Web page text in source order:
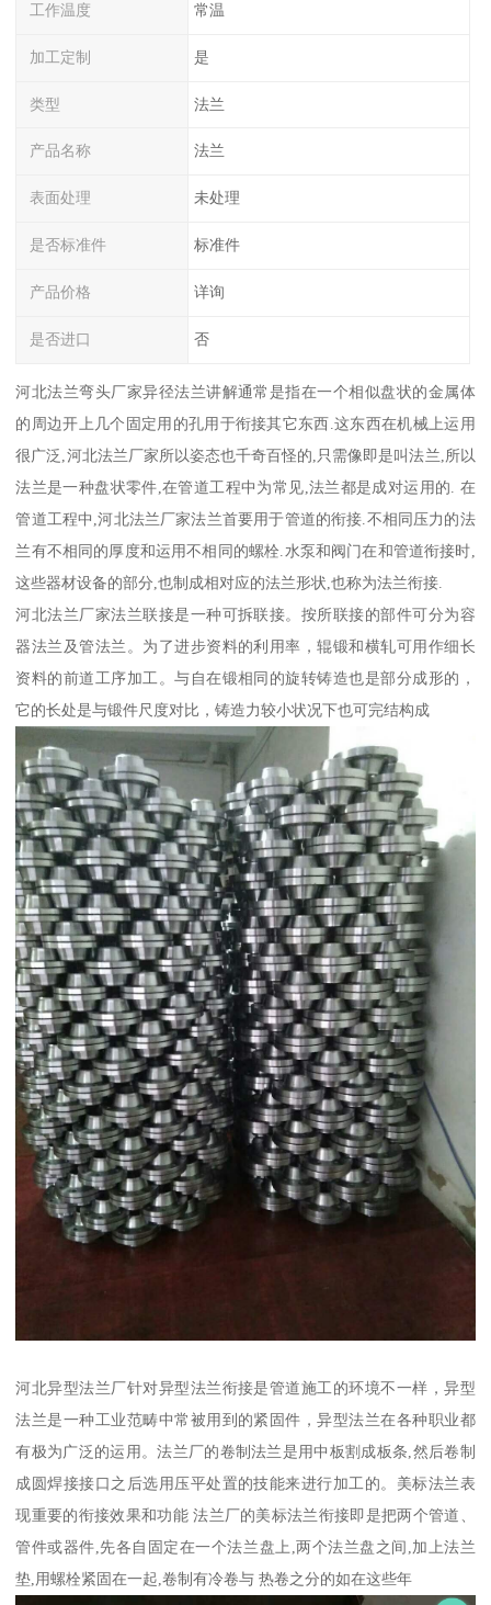
工作温度 常温
加工定制 是
类型 法兰
产品名称 法兰
表面处理 未处理
是否标准件 标准件
产品价格 详询
是否进口 否
河北法兰弯头厂家异径法兰讲解通常是指在一个相似盘状的金属体
的周边开上几个固定用的孔用于衔接其它东西.这东西在机械上运用
很广泛,河北法兰厂家所以姿态也千奇百怪的,只需像即是叫法兰,所以
法兰是一种盘状零件,在管道工程中为常见,法兰都是成对运用的. 在
管道工程中,河北法兰厂家法兰首要用于管道的衔接.不相同压力的法
兰有不相同的厚度和运用不相同的螺栓.水泵和阀门在和管道衔接时,
这些器材设备的部分,也制成相对应的法兰形状,也称为法兰衔接.
河北法兰厂家法兰联接是一种可拆联接。按所联接的部件可分为容
器法兰及管法兰。为了进步资料的利用率，辊锻和横轧可用作细长
资料的前道工序加工。与自在锻相同的旋转铸造也是部分成形的，
它的长处是与锻件尺度对比，铸造力较小状况下也可完结构成
河北异型法兰厂针对异型法兰衔接是管道施工的环境不一样，异型
法兰是一种工业范畴中常被用到的紧固件，异型法兰在各种职业都
有极为广泛的运用。法兰厂的卷制法兰是用中板割成板条,然后卷制
成圆焊接接口之后选用压平处置的技能来进行加工的。美标法兰表
现重要的衔接效果和功能 法兰厂的美标法兰衔接即是把两个管道、
管件或器件,先各自固定在一个法兰盘上,两个法兰盘之间,加上法兰
垫,用螺栓紧固在一起,卷制有冷卷与 热卷之分的如在这些年